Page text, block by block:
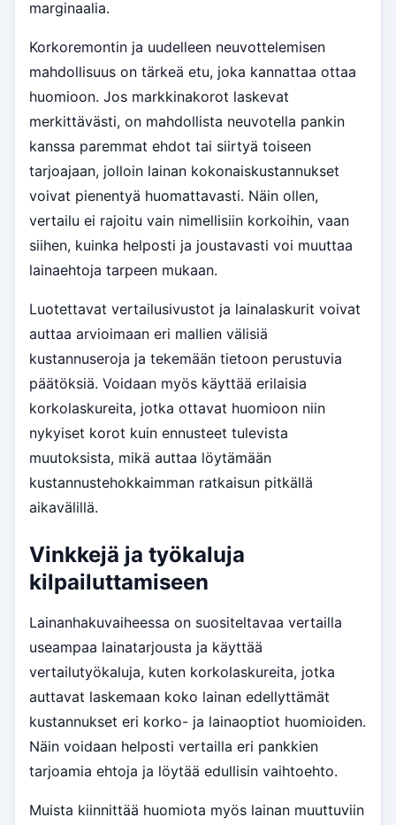
marginaalia.
Korkoremontin ja uudelleen neuvottelemisen
mahdollisuus on tärkeä etu, joka kannattaa ottaa
huomioon. Jos markkinakorot laskevat
merkittävästi, on mahdollista neuvotella pankin
kanssa paremmat ehdot tai siirtyä toiseen
tarjoajaan, jolloin lainan kokonaiskustannukset
voivat pienentyä huomattavasti. Näin ollen,
vertailu ei rajoitu vain nimellisiin korkoihin, vaan
siihen, kuinka helposti ja joustavasti voi muuttaa
lainaehtoja tarpeen mukaan.
Luotettavat vertailusivustot ja lainalaskurit voivat
auttaa arvioimaan eri mallien välisiä
kustannuseroja ja tekemään tietoon perustuvia
päätöksiä. Voidaan myös käyttää erilaisia
korkolaskureita, jotka ottavat huomioon niin
nykyiset korot kuin ennusteet tulevista
muutoksista, mikä auttaa löytämään
kustannustehokkaimman ratkaisun pitkällä
aikavälillä.
Vinkkejä ja työkaluja
kilpailuttamiseen
Lainanhakuvaiheessa on suositeltavaa vertailla
useampaa lainatarjousta ja käyttää
vertailutyökaluja, kuten korkolaskureita, jotka
auttavat laskemaan koko lainan edellyttämät
kustannukset eri korko- ja lainaoptiot huomioiden.
Näin voidaan helposti vertailla eri pankkien
tarjoamia ehtoja ja löytää edullisin vaihtoehto.
Muista kiinnittää huomiota myös lainan muuttuviin